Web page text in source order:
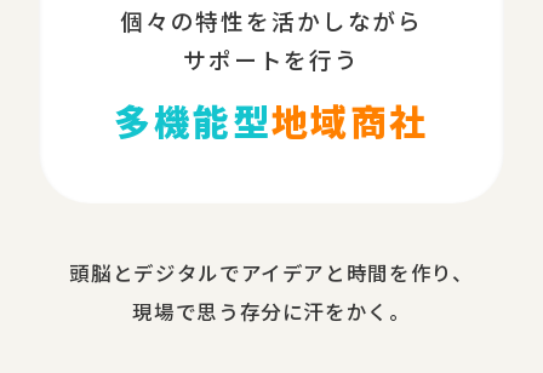
個々の特性を活かしながら
サポートを行う
多機能型地域商社
頭脳と​デジタルで​アイデアと​時間を​作り、​
現場で​思う​存分に​汗を​かく。